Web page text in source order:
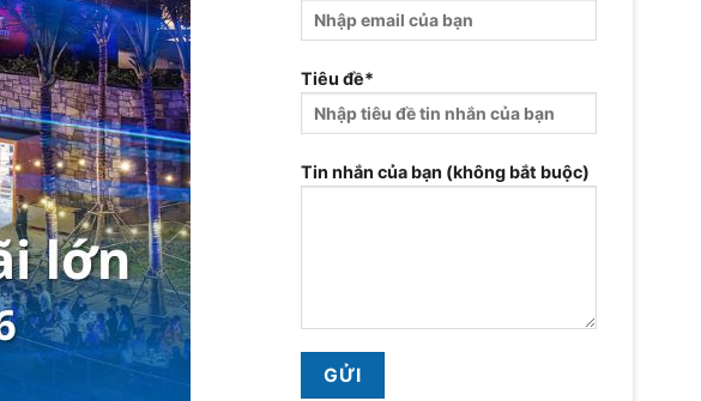
Tiêu đề*
Tin nhắn của bạn (không bắt buộc)